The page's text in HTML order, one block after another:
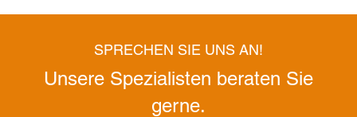
SPRECHEN SIE UNS AN!
Unsere Spezialisten beraten Sie
gerne.